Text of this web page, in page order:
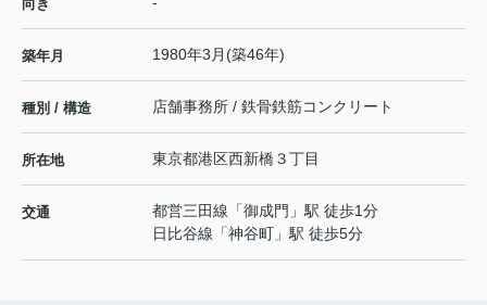
向き
築年月 1980年3月(築46年)
種別 / 構造 店舗事務所 / 鉄骨鉄筋コンクリート
所在地 東京都港区西新橋３丁目
交通 都営三田線 「御成門 」駅 徒歩1分
日比谷線 「神谷町 」駅 徒歩5分